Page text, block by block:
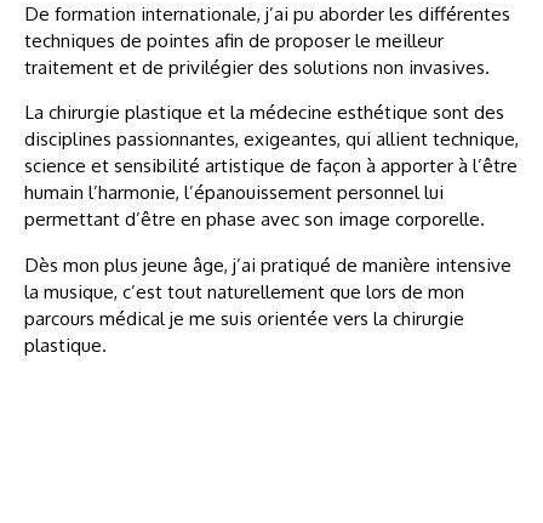
De formation internationale, j’ai pu aborder les différentes
techniques de pointes afin de proposer le meilleur
traitement et de privilégier des solutions non invasives.
La chirurgie plastique et la médecine esthétique sont des
disciplines passionnantes, exigeantes, qui allient technique,
science et sensibilité artistique de façon à apporter à l’être
humain l’harmonie, l’épanouissement personnel lui
permettant d’être en phase avec son image corporelle.
Dès mon plus jeune âge, j’ai pratiqué de manière intensive
la musique, c’est tout naturellement que lors de mon
parcours médical je me suis orientée vers la chirurgie
plastique.